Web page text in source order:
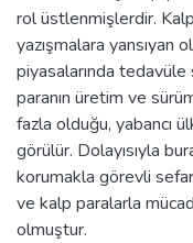
rol üstlenmişlerdir.
yazışmalara yansıyan
piyasalarında
paranın üretim ve
fazla olduğu, yabancı
görülür. Dolayısıyla
korumakla görevli
ve kalp paralarla
olmuştur.